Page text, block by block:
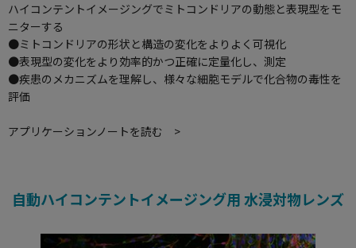
ハイコンテントイメージングでミトコンドリアの動態と表現型をモ
ニターする
●ミトコンドリアの形状と構造の変化をよりよく可視化
●表現型の変化をより効率的かつ正確に定量化し、測定
●疾患のメカニズムを理解し、様々な細胞モデルで化合物の毒性を
評価
アプリケーションノートを読む >
自動ハイコンテントイメージング用 水浸対物レンズ